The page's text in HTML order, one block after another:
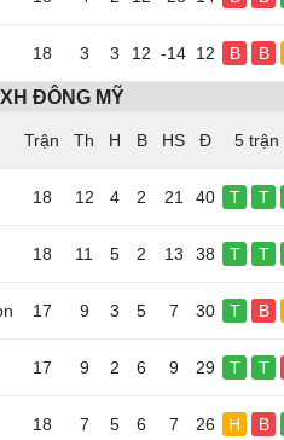
18 3 3 12 -14 12 B B
ĐÔNG MỸ
5 trận
18 12 4 2 21 40 T T
18 11 5 2 13 38 T T
17 9 3 5 7 30 T B
17 9 2 6 9 29 T T
18 7 5 6 7 26 H B